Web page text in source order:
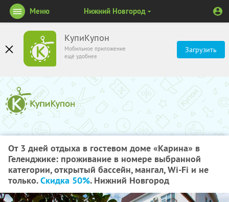
КупиКупон
Мобильное приложение
ещё удобнее
Загрузить
Меню Нижний Новгород
От 3 дней отдыха в гостевом доме «Карина» в
Геленджике: проживание в номере выбранной
категории, открытый бассейн, мангал, Wi-Fi и не
только.Скидка 50%. Нижний Новгород